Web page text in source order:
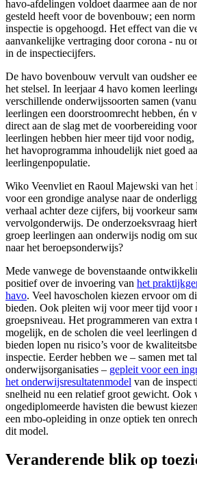
havo-afdelingen voldoet daarmee aan de
gesteld heeft voor de bovenbouw; een
inspectie is opgehoogd. Het effect van die
aanvankelijke vertraging door corona - nu
in de inspectiecijfers.
De havo bovenbouw vervult van oudsher
het stelsel. In leerjaar 4 havo komen
verschillende onderwijssoorten samen
leerlingen een doorstroomrecht hebben, én
direct aan de slag met de voorbereiding
leerlingen hebben hier meer tijd voor
het havoprogramma inhoudelijk niet goed
leerlingenpopulatie.
Wiko Veenvliet en Raoul Majewski van het
voor een grondige analyse naar de
verhaal achter deze cijfers, bij voorkeur
vervolgonderwijs. De onderzoeksvraag
groep leerlingen aan onderwijs nodig om
naar het beroepsonderwijs?
Mede vanwege de bovenstaande
positief over de invoering van het
havo. Veel havoscholen kiezen ervoor om
bieden. Ook pleiten wij voor meer tijd voor
groepsniveau. Het programmeren van
mogelijk, en de scholen die veel leerlingen
bieden lopen nu risico’s voor de
inspectie. Eerder hebben we – samen met
onderwijsorganisaties – gepleit voor een
het onderwijsresultatenmodel van de
snelheid nu een relatief groot gewicht. Ook
ongediplomeerde havisten die bewust
een mbo-opleiding in onze optiek ten
dit model.
Veranderende blik op